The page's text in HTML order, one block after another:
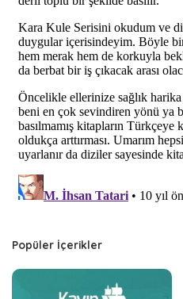
Popüler İçerikler